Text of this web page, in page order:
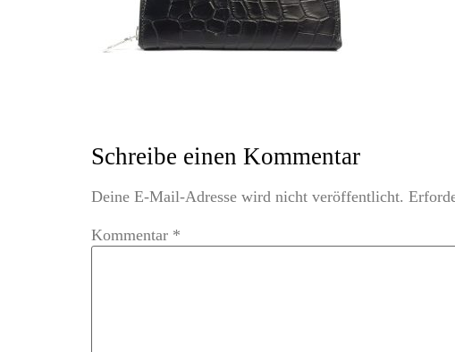
Schreibe einen Kommentar
Deine E-Mail-Adresse wird nicht veröffentlicht.
Kommentar *